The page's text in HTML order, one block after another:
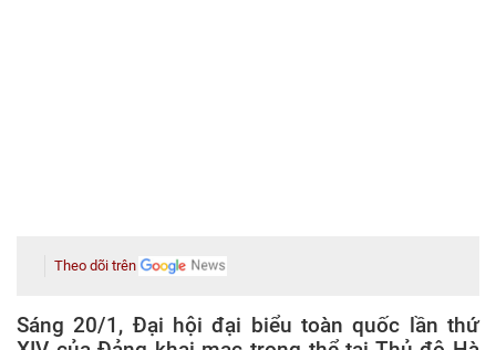
Theo dõi trên
Sáng 20/1, Đại hội đại biểu toàn quốc lần thứ